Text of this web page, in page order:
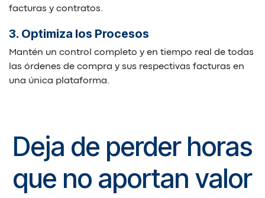
facturas y contratos.
​3. Optimiza los Procesos
Mantén un control completo y en tiempo real de todas
las órdenes de compra y sus respectivas facturas en
una única plataforma.
Deja de perder horas
que no aportan valor